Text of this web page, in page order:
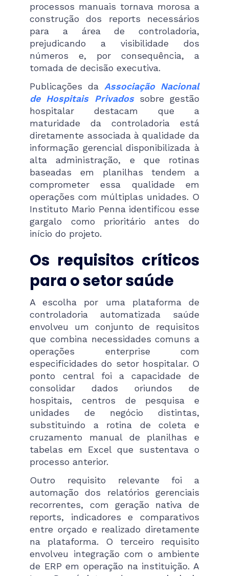
processos manuais tornava morosa a
construção dos reports necessários
para a área de controladoria,
prejudicando a visibilidade dos
números e, por consequência, a
tomada de decisão executiva.
Publicações da Associação Nacional
de Hospitais Privadossobre gestão
hospitalar destacam que a
maturidade da controladoria está
diretamente associada à qualidade da
informação gerencial disponibilizada à
alta administração, e que rotinas
baseadas em planilhas tendem a
comprometer essa qualidade em
operações com múltiplas unidades. O
Instituto Mario Penna identificou esse
gargalo como prioritário antes do
início do projeto.
Os requisitos críticos
para o setor saúde
A escolha por uma plataforma de
controladoria automatizada saúde
envolveu um conjunto de requisitos
que combina necessidades comuns a
operações enterprise com
especificidades do setor hospitalar. O
ponto central foi a capacidade de
consolidar dados oriundos de
hospitais, centros de pesquisa e
unidades de negócio distintas,
substituindo a rotina de coleta e
cruzamento manual de planilhas e
tabelas em Excel que sustentava o
processo anterior.
Outro requisito relevante foi a
automação dos relatórios gerenciais
recorrentes, com geração nativa de
reports, indicadores e comparativos
entre orçado e realizado diretamente
na plataforma. O terceiro requisito
envolveu integração com o ambiente
de ERP em operação na instituição. A